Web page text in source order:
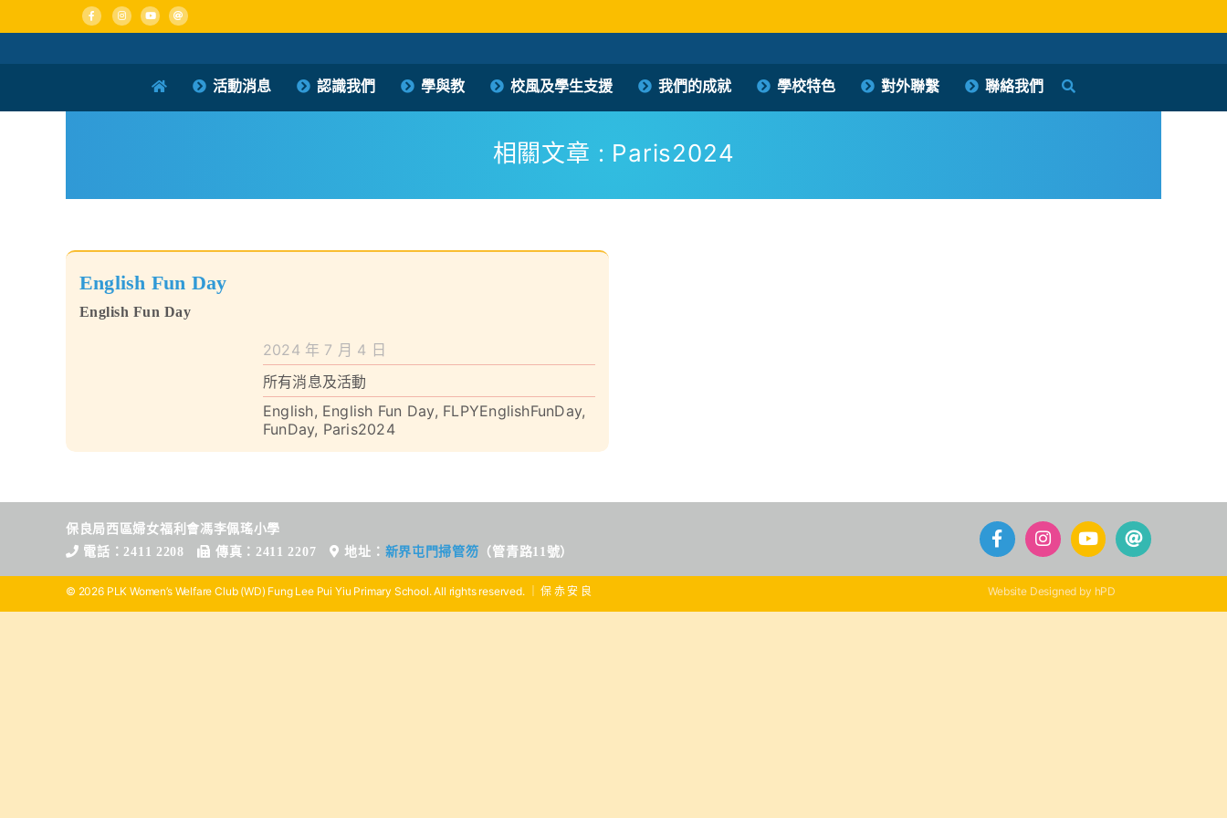
to
content
活動消息
認識我們 學與教 校風及學生支援 我們的成就 學校特色 對外聯繫 聯絡我們
保良局西區婦女福利會馮李佩瑤小學
相關文章 : Paris2024
English Fun Day
English Fun Day
2024 年 7 月 4 日
所有消息及活動
English, English Fun Day, FLPYEnglishFunDay,
FunDay, Paris2024
保良局西區婦女福利會馮李佩瑤小學
電話：2411 2208
傳真：2411 2207 地址： 新界屯門掃管笏 （管青路11號）
© 2026 PLK Women’s Welfare Club (WD) Fung Lee Pui Yiu Primary School. All rights reserved. ｜ 保 赤 安 良 Website Designed by hPD